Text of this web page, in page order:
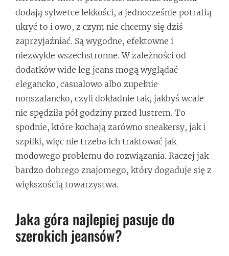
dodają sylwetce lekkości, a jednocześnie potrafią
ukryć to i owo, z czym nie chcemy się dziś
zaprzyjaźniać. Są wygodne, efektowne i
niezwykle wszechstronne. W zależności od
dodatków wide leg jeans mogą wyglądać
elegancko, casualowo albo zupełnie
nonszalancko, czyli dokładnie tak, jakbyś wcale
nie spędziła pół godziny przed lustrem. To
spodnie, które kochają zarówno sneakersy, jak i
szpilki, więc nie trzeba ich traktować jak
modowego problemu do rozwiązania. Raczej jak
bardzo dobrego znajomego, który dogaduje się z
większością towarzystwa.
Jaka góra najlepiej pasuje do
szerokich jeansów?